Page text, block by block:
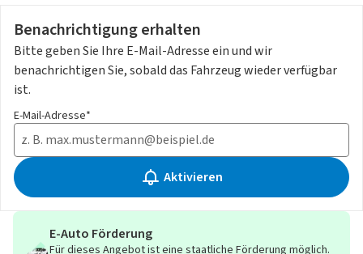
Benachrichtigung erhalten
Bitte geben Sie Ihre E-Mail-Adresse ein und wir
benachrichtigen Sie, sobald das Fahrzeug wieder verfügbar
ist.
E-Mail-Adresse*
Aktivieren
E-Auto Förderung
Für dieses Angebot ist eine staatliche Förderung möglich.